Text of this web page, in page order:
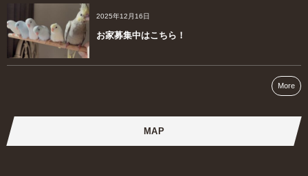
2025年12月16日
お家募集中はこちら！
More
MAP